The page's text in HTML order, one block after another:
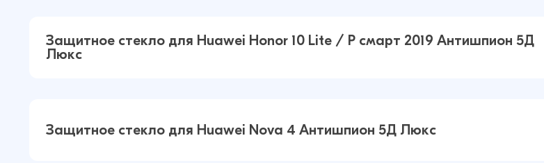
Защитное стекло для Huawei Honor X7b
Антишпион 5Д Люкс (Черный)
31 ₽ 38 ₽
Защитное стекло для Huawei Honor 10 Lite / P смарт 2019 Антишпион 5Д
Люкс
Lite / P смарт 2019 Антишпион 5Д Люкс
(Черный)
31 ₽ 45 ₽
Защитное стекло для Huawei Nova 4 Антишпион 5Д Люкс